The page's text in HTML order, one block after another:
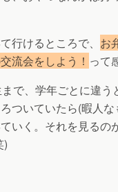
行けるところで、 お
流会をしよう！ って
で、学年ごとに違う
ついていたら(暇人
いく。それを見るの
)